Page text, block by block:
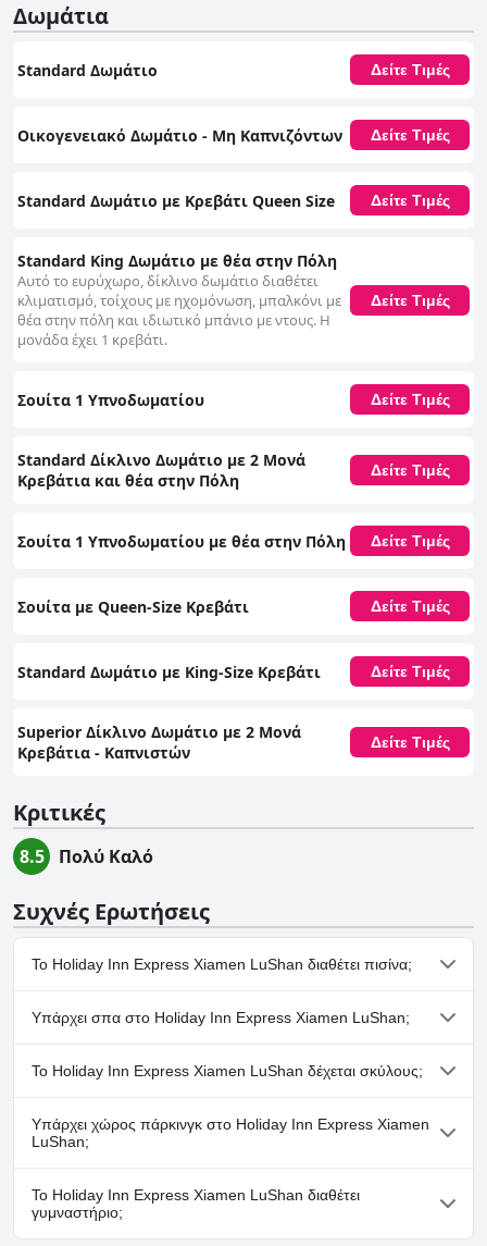
Δωμάτια
Standard Δωμάτιο Δείτε Τιμές
Οικογενειακό Δωμάτιο - Μη Καπνιζόντων Δείτε Τιμές
Standard Δωμάτιο με Κρεβάτι Queen Size Δείτε Τιμές
Standard King Δωμάτιο με θέα στην Πόλη
Αυτό το ευρύχωρο, δίκλινο δωμάτιο διαθέτει
κλιματισμό, τοίχους με ηχομόνωση, μπαλκόνι με
θέα στην πόλη και ιδιωτικό μπάνιο με ντους. Η
μονάδα έχει 1 κρεβάτι.
Δείτε Τιμές
Σουίτα 1 Υπνοδωματίου Δείτε Τιμές
Standard Δίκλινο Δωμάτιο με 2 Μονά
Κρεβάτια και θέα στην Πόλη
Δείτε Τιμές
Σουίτα 1 Υπνοδωματίου με θέα στην Πόλη Δείτε Τιμές
Σουίτα με Queen-Size Κρεβάτι Δείτε Τιμές
Standard Δωμάτιο με King-Size Κρεβάτι Δείτε Τιμές
Superior Δίκλινο Δωμάτιο με 2 Μονά
Κρεβάτια - Καπνιστών
Δείτε Τιμές
Κριτικές
8.5 Πολύ Καλό
Συχνές Ερωτήσεις
Το Holiday Inn Express Xiamen LuShan διαθέτει πισίνα;
Όχι, το Holiday Inn Express Xiamen LuShan δεν διαθέτει πισίνα.
Υπάρχει σπα στο Holiday Inn Express Xiamen LuShan;
Όχι, το Holiday Inn Express Xiamen LuShan δεν διαθέτει σπα.
Το Holiday Inn Express Xiamen LuShan δέχεται σκύλους;
Όχι, το Holiday Inn Express Xiamen LuShan δεν δέχεται
σκύλους.
Υπάρχει χώρος πάρκινγκ στο Holiday Inn Express Xiamen
LuShan;
Ναι, υπάρχουν εγκαταστάσεις πάρκινγκ στο Holiday Inn
Express Xiamen LuShan.
Το Holiday Inn Express Xiamen LuShan διαθέτει
γυμναστήριο;